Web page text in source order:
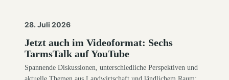
28. Juli 2026
Jetzt auch im Videoformat: Sechs
TarmsTalk auf YouTube
Spannende Diskussionen, unterschiedliche Perspektiven und